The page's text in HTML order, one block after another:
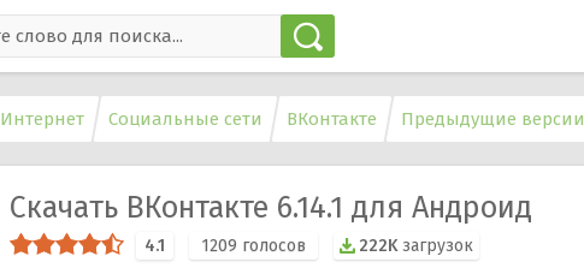
Интернет Социальные сети ВКонтакте Предыдущие версии
Скачать ВКонтакте 6.14.1 для Андроид
4.1 1209 голосов 222Kзагрузок